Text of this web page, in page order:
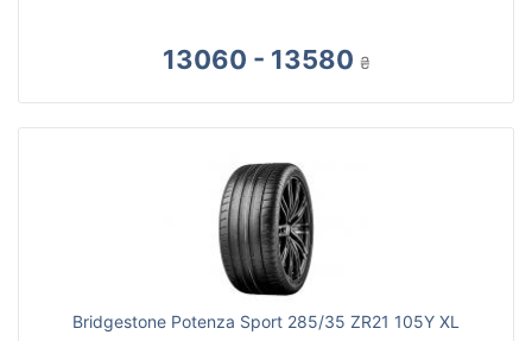
13060 - 13580 ₴
Bridgestone Potenza Sport 285/35 ZR21 105Y XL